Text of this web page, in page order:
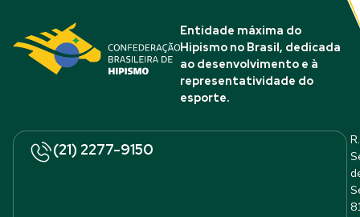
Entidade máxima do
Hipismo no Brasil, dedicada
ao desenvolvimento e à
representatividade do
esporte.
(21) 2277-9150
R.